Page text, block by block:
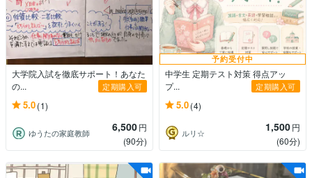
大学院入試を徹底サポート！あなた
の...
定期購入可
5.0(1)
ゆうたの家庭教師 6,500円
(90分)
予約受付中
中学生 定期テスト対策 得点アッ
プ...
定期購入可
5.0(4)
ルリ☆ 1,500円
(60分)